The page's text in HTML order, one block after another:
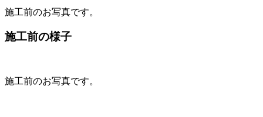
施工前のお写真です。
施工前の様子
施工前のお写真です。